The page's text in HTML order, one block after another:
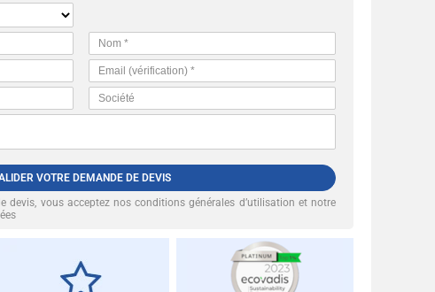
VOTRE DEMANDE DE DEVIS
devis, vous acceptez nosconditions générales d’utilisation et notre